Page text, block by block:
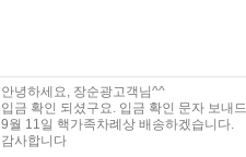
안녕하세요, 장순광고객님^^
입금 확인 되셨구요. 입금 확인 문자 보내
9월 11일 핵가족차례상 배송하겠습니다.
감사합니다